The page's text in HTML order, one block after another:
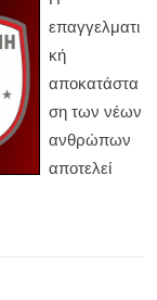
επαγγελματι
κή
αποκατάστα
ση των νέων
ανθρώπων
αποτελεί